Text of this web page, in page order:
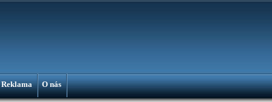
Reklama O nás